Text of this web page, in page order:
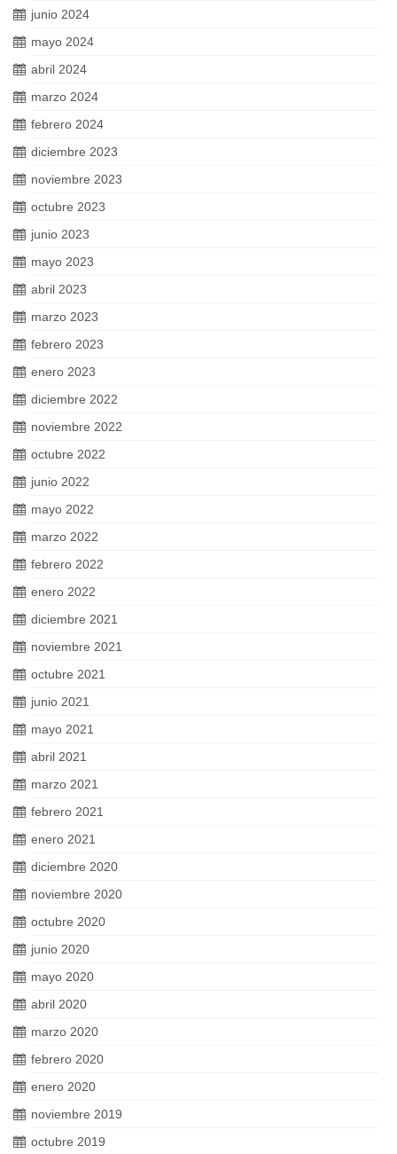
junio 2024
mayo 2024
abril 2024
marzo 2024
febrero 2024
diciembre 2023
noviembre 2023
octubre 2023
junio 2023
mayo 2023
abril 2023
marzo 2023
febrero 2023
enero 2023
diciembre 2022
noviembre 2022
octubre 2022
junio 2022
mayo 2022
marzo 2022
febrero 2022
enero 2022
diciembre 2021
noviembre 2021
octubre 2021
junio 2021
mayo 2021
abril 2021
marzo 2021
febrero 2021
enero 2021
diciembre 2020
noviembre 2020
octubre 2020
junio 2020
mayo 2020
abril 2020
marzo 2020
febrero 2020
enero 2020
noviembre 2019
octubre 2019